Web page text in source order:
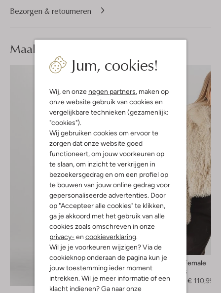
Jum, cookies!
Wij, en onze negen partners, maken op
onze website gebruik van cookies en
vergelijkbare technieken (gezamenlijk:
"cookies").
Wij gebruiken cookies om ervoor te
zorgen dat onze website goed
functioneert, om jouw voorkeuren op
te slaan, om inzicht te verkrijgen in
bezoekersgedrag en om een profiel op
te bouwen van jouw online gedrag voor
gepersonaliseerde advertenties. Door
op "Accepteer alle cookies" te klikken,
ga je akkoord met het gebruik van alle
cookies zoals omschreven in onze
privacy- en cookieverklaring.
Wil je je voorkeuren wijzigen? Via de
cookieknop onderaan de pagina kun je
jouw toestemming ieder moment
intrekken. Wil je meer informatie of een
klacht indienen? Ga naar onze
Bezorgen & retourneren
Maak je
Ontdek de look
-40%
Second Female
Teddy jas
€ 184,99
€ 110,99